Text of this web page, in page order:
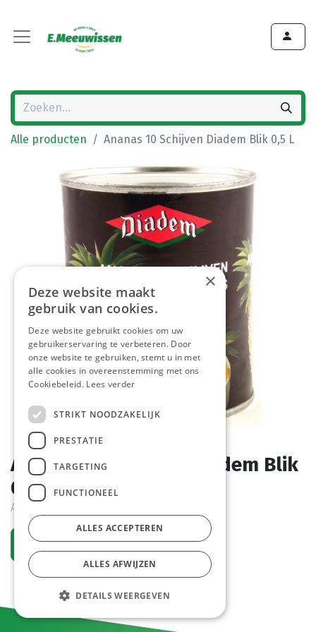
Alle producten Ananas 10 Schijven Diadem Blik 0,5 L
Ananas 10 Schijven Diadem Blik
0,5 L
Actief
Vraag een account aan
×
Deze website maakt
gebruik van cookies.
Deze website gebruikt cookies om uw
gebruikerservaring te verbeteren. Door
onze website te gebruiken, stemt u in met
alle cookies in overeenstemming met ons
Cookiebeleid. Lees verder
STRIKT NOODZAKELIJK
PRESTATIE
TARGETING
FUNCTIONEEL
ALLES ACCEPTEREN
ALLES AFWIJZEN
DETAILS WEERGEVEN